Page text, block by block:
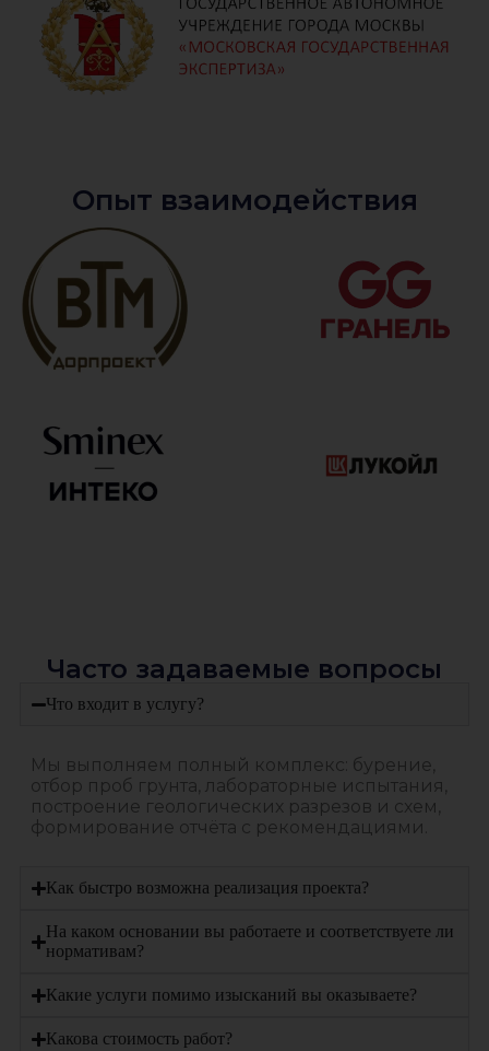
Опыт взаимодействия
Часто задаваемые вопросы
Что входит в услугу?
Мы выполняем полный комплекс: бурение,
отбор проб грунта, лабораторные испытания,
построение геологических разрезов и схем,
формирование отчёта с рекомендациями.
Как быстро возможна реализация проекта?
На каком основании вы работаете и соответствуете ли
нормативам?
Какие услуги помимо изысканий вы оказываете?
Какова стоимость работ?